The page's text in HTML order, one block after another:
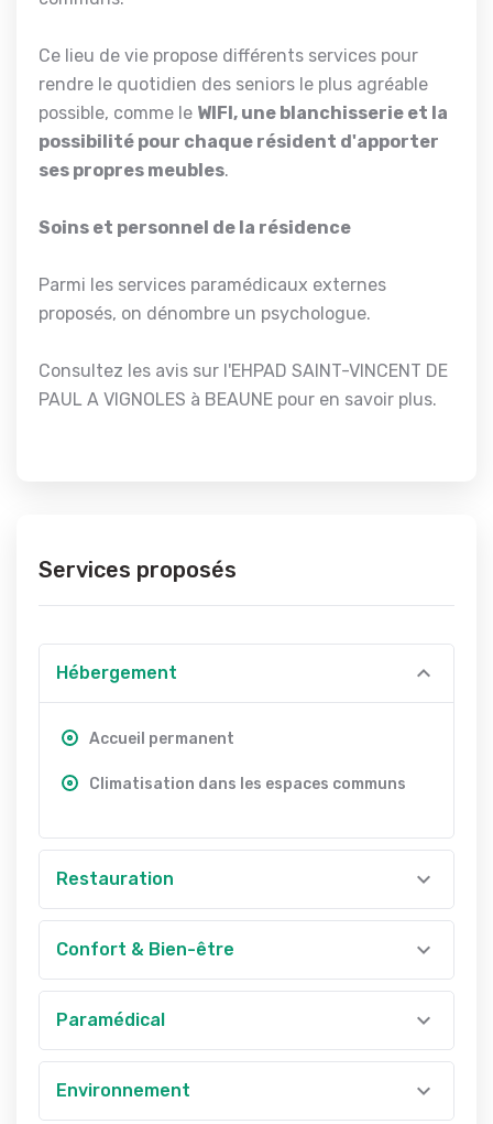
Ce lieu de vie propose différents services pour
rendre le quotidien des seniors le plus agréable
possible, comme le WIFI, une blanchisserie et la
possibilité pour chaque résident d'apporter
ses propres meubles.
Soins et personnel de la résidence
Parmi les services paramédicaux externes
proposés, on dénombre un psychologue.
Consultez les avis sur l'EHPAD SAINT-VINCENT DE
PAUL A VIGNOLES à BEAUNE pour en savoir plus.
Services proposés
Hébergement
Accueil permanent
Climatisation dans les espaces communs
Restauration
Confort & Bien-être
Paramédical
Environnement